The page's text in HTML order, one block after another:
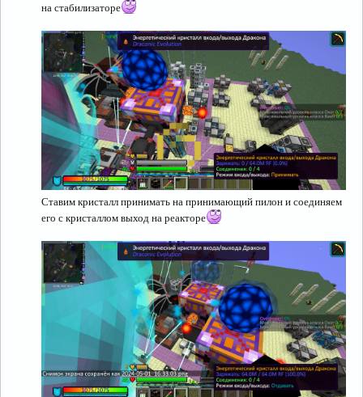
на стабилизаторе
Ставим кристалл принимать на принимающий пилон и соединяем
его с кристаллом выход на реакторе